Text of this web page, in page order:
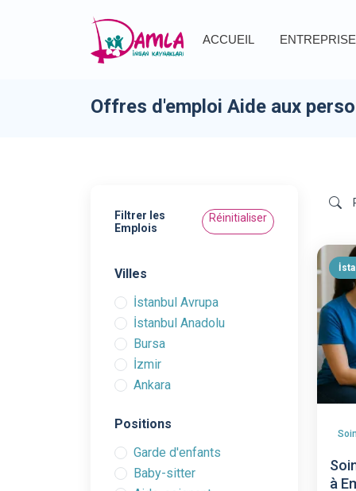
ACCUEIL ENTREPRISE
Offres d'emploi Aide aux
Filtrer les
Emplois
Réinitialiser
Villes
İstanbul Avrupa
İstanbul Anadolu
Bursa
İzmir
Ankara
Positions
Garde d'enfants
Baby-sitter
à